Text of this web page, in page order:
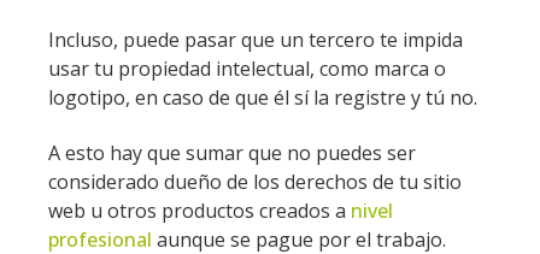
Incluso, puede pasar que un tercero te impida
usar tu propiedad intelectual, como marca o
logotipo, en caso de que él sí la registre y tú no.
A esto hay que sumar que no puedes ser
considerado dueño de los derechos de tu sitio
web u otros productos creados a nivel
profesional aunque se pague por el trabajo.